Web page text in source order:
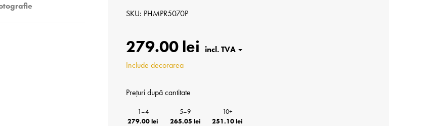
SKU PHMPR5070P
279.00 lei
Include decorarea
Prețuri după cantitate
1–4
279.00 lei
5–9
265.05 lei
10+
251.10 lei